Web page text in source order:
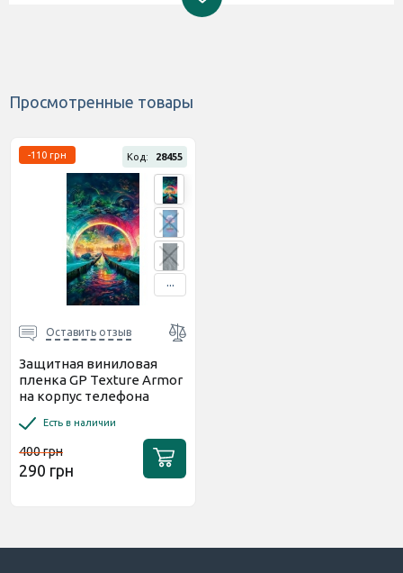
Просмотренные товары
...
Код: 28455
-110 грн
Оставить отзыв
Защитная виниловая
пленка GP Texture Armor
на корпус телефона
неизвестное)
Есть в наличии
400 грн
290 грн